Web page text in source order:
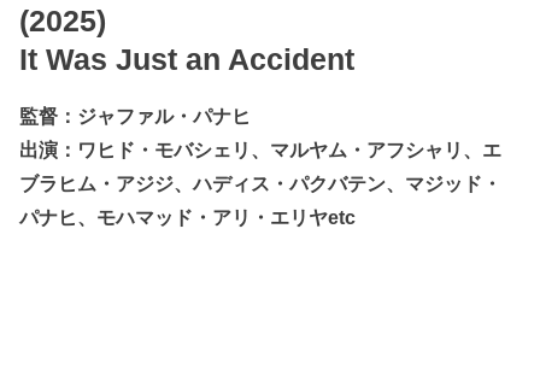
(2025)
It Was Just an Accident
監督：ジャファル・パナヒ
出演：ワヒド・モバシェリ、マルヤム・アフシャリ、エ
ブラヒム・アジジ、ハディス・パクバテン、マジッド・
パナヒ、モハマッド・アリ・エリヤetc